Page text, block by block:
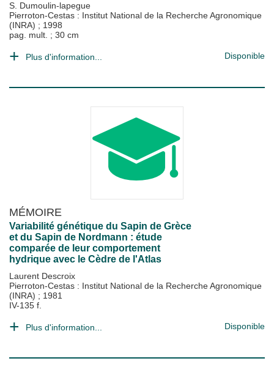
S. Dumoulin-lapegue
Pierroton-Cestas : Institut National de la Recherche Agronomique
(INRA) ; 1998
pag. mult. ; 30 cm
Plus d'information... Disponible
MÉMOIRE
Variabilité génétique du Sapin de Grèce
et du Sapin de Nordmann : étude
comparée de leur comportement
hydrique avec le Cèdre de l'Atlas
Laurent Descroix
Pierroton-Cestas : Institut National de la Recherche Agronomique
(INRA) ; 1981
IV-135 f.
Plus d'information... Disponible